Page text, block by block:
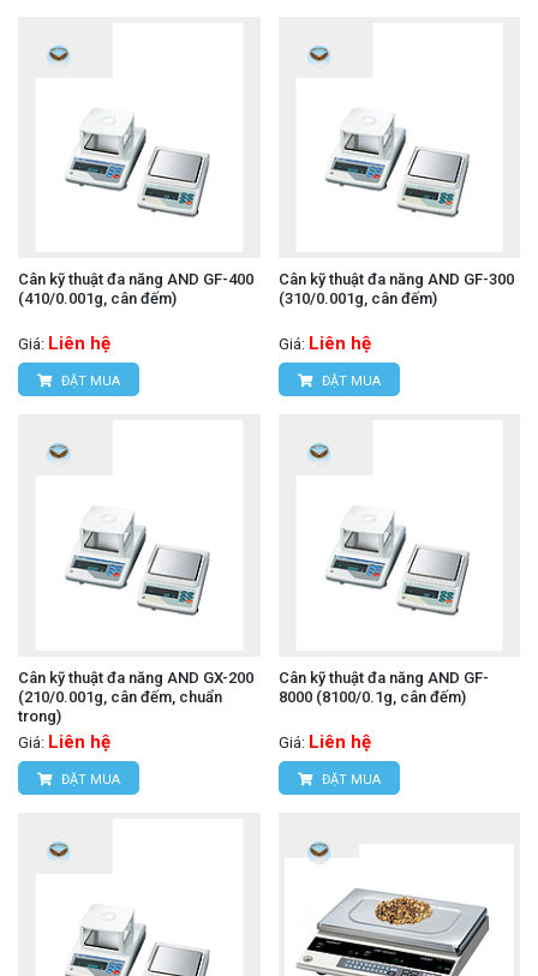
Cân kỹ thuật đa năng AND GF-400
(410/0.001g, cân đếm)
Giá: Liên hệ
ĐẶT MUA
Cân kỹ thuật đa năng AND GF-300
(310/0.001g, cân đếm)
Giá: Liên hệ
ĐẶT MUA
Cân kỹ thuật đa năng AND GX-200
(210/0.001g, cân đếm, chuẩn
trong)
Giá: Liên hệ
ĐẶT MUA
Cân kỹ thuật đa năng AND GF-
8000 (8100/0.1g, cân đếm)
Giá: Liên hệ
ĐẶT MUA